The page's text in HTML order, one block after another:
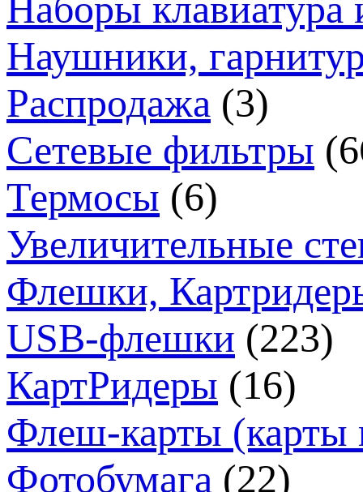
Наушники,
Распродажа (3)
Сетевые фильтры
Термосы (6)
Увеличительные
Флешки,
USB-флешки (223)
КартРидеры (16)
Флеш-карты (карты
Фотобумага (22)